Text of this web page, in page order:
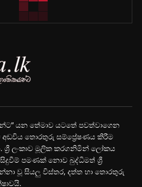
යන තේමාව යටතේ පවත්වාගෙන
තොරතුරු සම්ප්‍රේෂණය කිරීම
ලංකාව මූලික කරගනිමින් ලෝකය
සිදුවීම් පමණක් නොව බුද්ධිමත් ශ්‍රී
වූ සියලු විස්තර, දත්ත හා තොරතුරු